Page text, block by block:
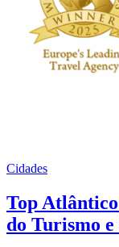
Cidades
Top Atlântico
do Turismo